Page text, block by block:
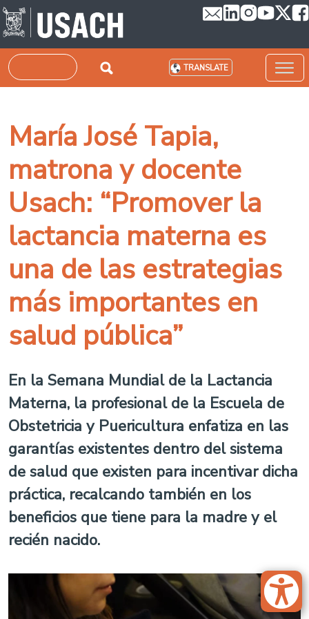
Skip to main content
Search TRANSLATE
María José Tapia,
matrona y docente
Usach: “Promover la
lactancia materna es
una de las estrategias
más importantes en
salud pública”
En la Semana Mundial de la Lactancia
Materna, la profesional de la Escuela de
Obstetricia y Puericultura enfatiza en las
garantías existentes dentro del sistema
de salud que existen para incentivar dicha
práctica, recalcando también en los
beneficios que tiene para la madre y el
recién nacido.